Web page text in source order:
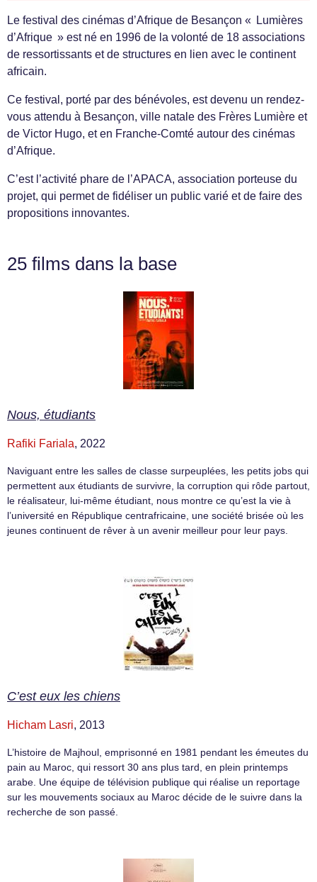
Le festival des cinémas d’Afrique de Besançon « Lumières
d’Afrique » est né en 1996 de la volonté de 18 associations
de ressortissants et de structures en lien avec le continent
africain.
Ce festival, porté par des bénévoles, est devenu un rendez-
vous attendu à Besançon, ville natale des Frères Lumière et
de Victor Hugo, et en Franche-Comté autour des cinémas
d’Afrique.
C’est l’activité phare de l’APACA, association porteuse du
projet, qui permet de fidéliser un public varié et de faire des
propositions innovantes.
25 films dans la base
Nous, étudiants
Rafiki Fariala, 2022
Naviguant entre les salles de classe surpeuplées, les petits jobs qui
permettent aux étudiants de survivre, la corruption qui rôde partout,
le réalisateur, lui-même étudiant, nous montre ce qu’est la vie à
l’université en République centrafricaine, une société brisée où les
jeunes continuent de rêver à un avenir meilleur pour leur pays.
C’est eux les chiens
Hicham Lasri, 2013
L’histoire de Majhoul, emprisonné en 1981 pendant les émeutes du
pain au Maroc, qui ressort 30 ans plus tard, en plein printemps
arabe. Une équipe de télévision publique qui réalise un reportage
sur les mouvements sociaux au Maroc décide de le suivre dans la
recherche de son passé.